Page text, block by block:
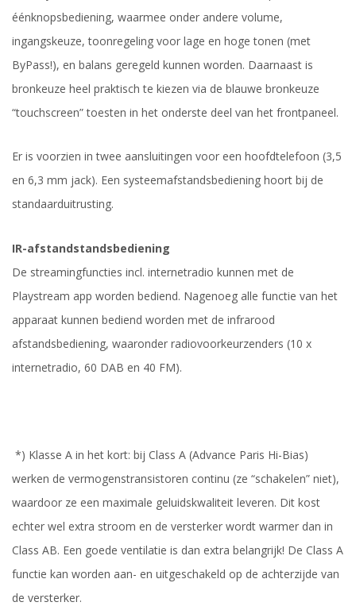
éénknopsbediening, waarmee onder andere volume,
ingangskeuze, toonregeling voor lage en hoge tonen (met
ByPass!), en balans geregeld kunnen worden. Daarnaast is
bronkeuze heel praktisch te kiezen via de blauwe bronkeuze
“touchscreen” toesten in het onderste deel van het frontpaneel.
Er is voorzien in twee aansluitingen voor een hoofdtelefoon (3,5
en 6,3 mm jack). Een systeemafstandsbediening hoort bij de
standaarduitrusting.
IR-afstandstandsbediening
De streamingfuncties incl. internetradio kunnen met de
Playstream app worden bediend. Nagenoeg alle functie van het
apparaat kunnen bediend worden met de infrarood
afstandsbediening, waaronder radiovoorkeurzenders (10 x
internetradio, 60 DAB en 40 FM).
*) Klasse A in het kort: bij Class A (Advance Paris Hi-Bias)
werken de vermogenstransistoren continu (ze “schakelen” niet),
waardoor ze een maximale geluidskwaliteit leveren. Dit kost
echter wel extra stroom en de versterker wordt warmer dan in
Class AB. Een goede ventilatie is dan extra belangrijk! De Class A
functie kan worden aan- en uitgeschakeld op de achterzijde van
de versterker.